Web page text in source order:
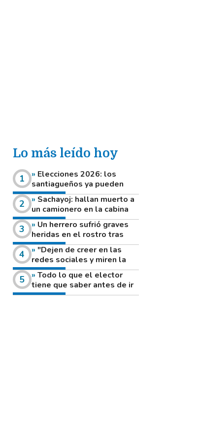
Lo más leído hoy
Elecciones 2026: los
santiagueños ya pueden
consultar dónde votan este
domingo
Sachayoj: hallan muerto a
un camionero en la cabina
de su vehículo a la vera de
un camino rural
Un herrero sufrió graves
heridas en el rostro tras
reventar el disco de una
amoladora
"Dejen de creer en las
redes sociales y miren la
heladera de sus casas": el
fuerte mensaje de una joven
que votó por primera vez
Todo lo que el elector
tiene que saber antes de ir
a votar este domingo